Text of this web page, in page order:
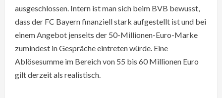
ausgeschlossen. Intern ist man sich beim BVB bewusst,
dass der FC Bayern finanziell stark aufgestellt ist und bei
einem Angebot jenseits der 50-Millionen-Euro-Marke
zumindest in Gespräche eintreten würde. Eine
Ablösesumme im Bereich von 55 bis 60 Millionen Euro
gilt derzeit als realistisch.